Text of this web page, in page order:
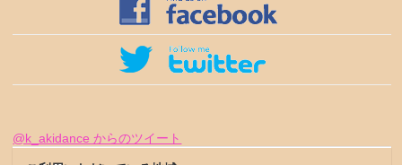
@k_akidance からのツイート